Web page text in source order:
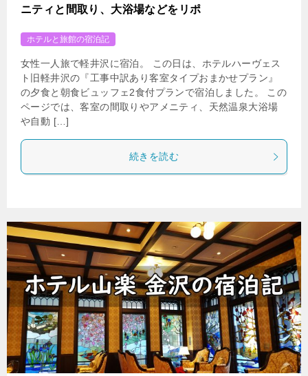
ニティと間取り、大浴場などをリポ
ホテルと旅館の宿泊記
女性一人旅で軽井沢に宿泊。 この日は、ホテルハーヴェス
ト旧軽井沢の『工事中訳あり客室タイプおまかせプラン』
の夕食と朝食ビュッフェ2食付プランで宿泊しました。 この
ページでは、客室の間取りやアメニティ、天然温泉大浴場
や自動 […]
続きを読む